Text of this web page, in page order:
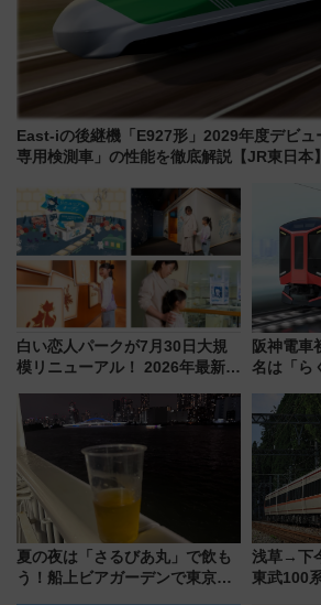
East-iの後継機「E927形」2029年度デビュ
専用検測車」の性能を徹底解説【JR東日本】
白い恋人パークが7月30日大規
模リニューアル！ 2026年最新の
と料金・アクセスを徹底解説
（札幌市）
阪神電車
名は「ら
を快適移動
夏の夜は「さるびあ丸」で飲も
う！船上ビアガーデンで東京湾
浅草→下
東武100